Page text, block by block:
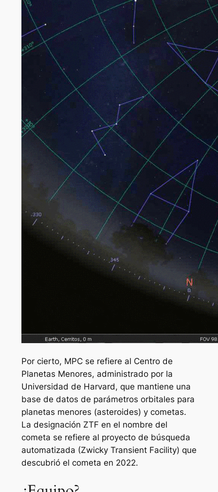
Por cierto, MPC se refiere al Centro de
Planetas Menores, administrado por la
Universidad de Harvard, que mantiene una
base de datos de parámetros orbitales para
planetas menores (asteroides) y cometas.
La designación ZTF en el nombre del
cometa se refiere al proyecto de búsqueda
automatizada (Zwicky Transient Facility) que
descubrió el cometa en 2022.